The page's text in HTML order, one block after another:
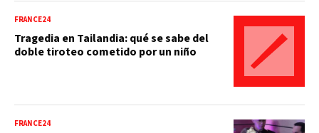
FRANCE24
Tragedia en Tailandia: qué se sabe del
doble tiroteo cometido por un niño
FRANCE24